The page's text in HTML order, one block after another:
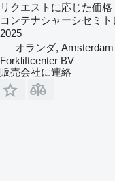
リクエストに応じた価格
コンテナシャーシセミト
2025
オランダ, Amsterdam
Forkliftcenter BV
販売会社に連絡